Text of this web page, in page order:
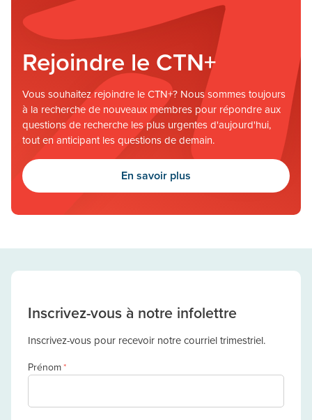
Rejoindre le CTN+
Vous souhaitez rejoindre le CTN+? Nous sommes toujours
à la recherche de nouveaux membres pour répondre aux
questions de recherche les plus urgentes d'aujourd'hui,
tout en anticipant les questions de demain.
En savoir plus
Inscrivez-vous à notre infolettre
Inscrivez-vous pour recevoir notre courriel trimestriel.
Prénom*